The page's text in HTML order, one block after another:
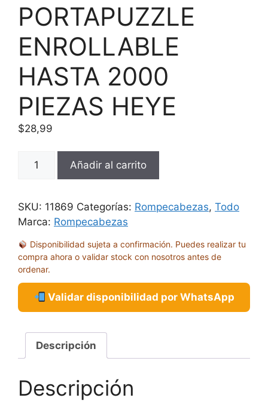
PORTAPUZZLE
ENROLLABLE
HASTA 2000
PIEZAS HEYE
$28,99
PORTAPUZZLE
2000
PIEZAS
cantidad
Añadir al carrito
SKU: 11869 Categorías: Rompecabezas, Todo
Marca: Rompecabezas
Disponibilidad sujeta a confirmación. Puedes realizar tu
compra ahora o validar stock con nosotros antes de
ordenar.
Validar disponibilidad por WhatsApp
Descripción
Descripción